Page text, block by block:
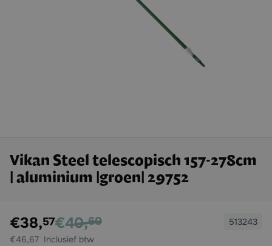
Vikan Steel telescopisch 157-278cm
| aluminium |groen| 29752
Exclusief btw:
€38,57Exclusief btw
€40,60
€46,67
513243